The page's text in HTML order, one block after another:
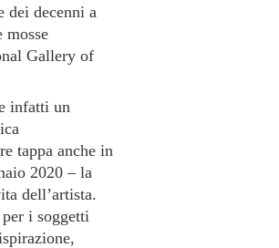
dei decenni a
mosse
Gallery of
infatti un
tappa anche in
2020 – la
dell’artista.
i soggetti